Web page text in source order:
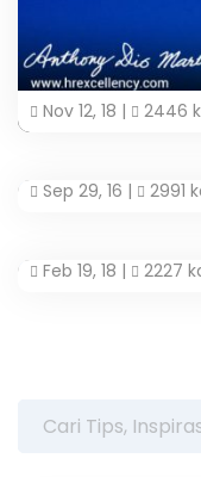
Nov 12, 18 | 2446
Sep 29, 16 | 2991
Feb 19, 18 | 2227